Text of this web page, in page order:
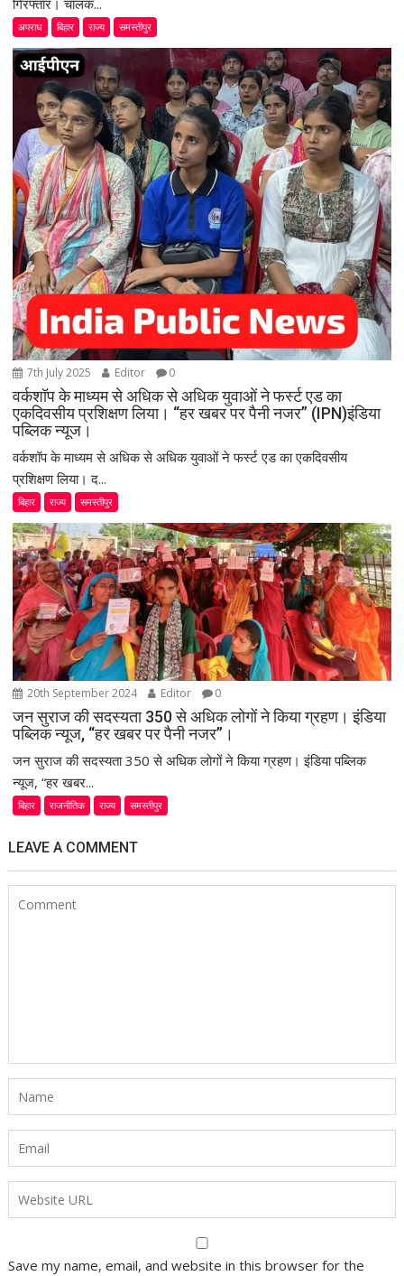
अपराध बिहार राज्य समस्तीपुर
7th July 2025 Editor 0
वर्कशॉप के माध्यम से अधिक से अधिक युवाओं ने फर्स्ट एड का
एकदिवसीय प्रशिक्षण लिया। “हर खबर पर पैनी नजर” (IPN)इंडिया
पब्लिक न्यूज।
वर्कशॉप के माध्यम से अधिक से अधिक युवाओं ने फर्स्ट एड का एकदिवसीय
प्रशिक्षण लिया। द...
बिहार राज्य समस्तीपुर
20th September 2024 Editor 0
जन सुराज की सदस्यता 350 से अधिक लोगों ने किया ग्रहण। इंडिया
पब्लिक न्यूज, “हर खबर पर पैनी नजर”।
जन सुराज की सदस्यता 350 से अधिक लोगों ने किया ग्रहण। इंडिया पब्लिक
न्यूज, “हर खबर...
बिहार राजनीतिक राज्य समस्तीपुर
LEAVE A COMMENT
Save my name, email, and website in this browser for the